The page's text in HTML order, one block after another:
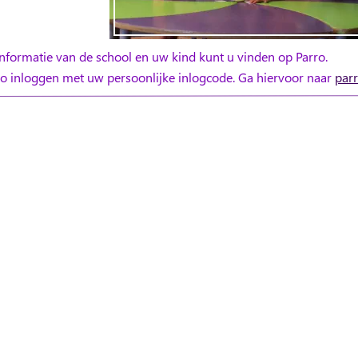
van de school en uw kind kunt u vinden op Parro.
inloggen met uw persoonlijke inlogcode. Ga hiervoor naar